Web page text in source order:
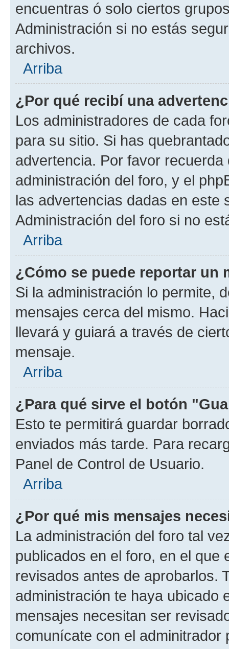
encuentras ó solo ciertos
Administración si no estás
archivos.
Arriba
¿Por qué recibí una
Los administradores de cada
para su sitio. Si has
advertencia. Por favor
administración del foro, y el
las advertencias dadas en este
Administración del foro si no
Arriba
¿Cómo se puede reportar un
Si la administración lo permite,
mensajes cerca del mismo.
llevará y guiará a través de
mensaje.
Arriba
¿Para qué sirve el botón
Esto te permitirá guardar
enviados más tarde. Para
Panel de Control de Usuario.
Arriba
¿Por qué mis mensajes
La administración del foro tal
publicados en el foro, en el
revisados antes de aprobarlos.
administración te haya ubicado
mensajes necesitan ser
comunícate con el